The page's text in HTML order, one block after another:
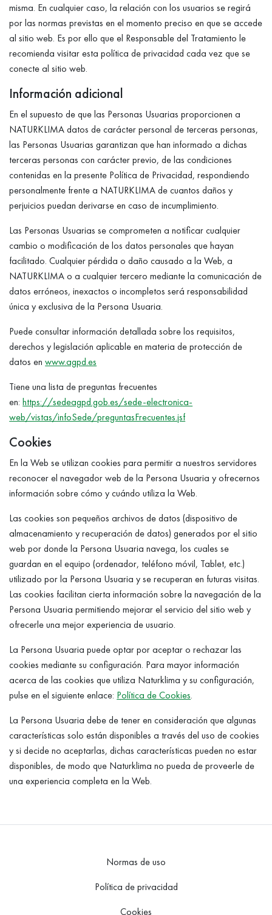
misma. En cualquier caso, la relación con los usuarios se regirá
por las normas previstas en el momento preciso en que se accede
al sitio web. Es por ello que el Responsable del Tratamiento le
recomienda visitar esta política de privacidad cada vez que se
conecte al sitio web.
Información adicional
En el supuesto de que las Personas Usuarias proporcionen a
NATURKLIMA datos de carácter personal de terceras personas,
las Personas Usuarias garantizan que han informado a dichas
terceras personas con carácter previo, de las condiciones
contenidas en la presente Política de Privacidad, respondiendo
personalmente frente a NATURKLIMA de cuantos daños y
perjuicios puedan derivarse en caso de incumplimiento.
Las Personas Usuarias se comprometen a notificar cualquier
cambio o modificación de los datos personales que hayan
facilitado. Cualquier pérdida o daño causado a la Web, a
NATURKLIMA o a cualquier tercero mediante la comunicación de
datos erróneos, inexactos o incompletos será responsabilidad
única y exclusiva de la Persona Usuaria.
Puede consultar información detallada sobre los requisitos,
derechos y legislación aplicable en materia de protección de
datos enwww.agpd.es
Tiene una lista de preguntas frecuentes
en:https://sedeagpd.gob.es/sede-electronica-
web/vistas/infoSede/preguntasFrecuentes.jsf
Cookies
En la Web se utilizan cookies para permitir a nuestros servidores
reconocer el navegador web de la Persona Usuaria y ofrecernos
información sobre cómo y cuándo utiliza la Web.
Las cookies son pequeños archivos de datos (dispositivo de
almacenamiento y recuperación de datos) generados por el sitio
web por donde la Persona Usuaria navega, los cuales se
guardan en el equipo (ordenador, teléfono móvil, Tablet, etc.)
utilizado por la Persona Usuaria y se recuperan en futuras visitas.
Las cookies facilitan cierta información sobre la navegación de la
Persona Usuaria permitiendo mejorar el servicio del sitio web y
ofrecerle una mejor experiencia de usuario.
La Persona Usuaria puede optar por aceptar o rechazar las
cookies mediante su configuración. Para mayor información
acerca de las cookies que utiliza Naturklima y su configuración,
pulse en el siguiente enlace: Política de Cookies.
La Persona Usuaria debe de tener en consideración que algunas
características solo están disponibles a través del uso de cookies
y si decide no aceptarlas, dichas características pueden no estar
disponibles, de modo que Naturklima no pueda de proveerle de
una experiencia completa en la Web.
Normas de uso
Política de privacidad
Cookies